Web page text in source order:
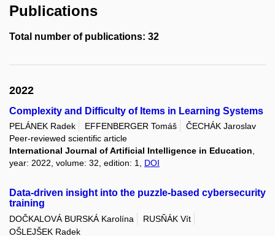
Publications
Total number of publications: 32
2022
Complexity and Difficulty of Items in Learning Systems
PELÁNEK Radek EFFENBERGER Tomáš
ČECHÁK Jaroslav
Peer-reviewed scientific article
International Journal of Artificial Intelligence in Education,
year: 2022, volume: 32, edition: 1, DOI
Data-driven insight into the puzzle-based cybersecurity
training
DOČKALOVÁ BURSKÁ Karolína
RUSŇÁK Vít
OŠLEJŠEK Radek